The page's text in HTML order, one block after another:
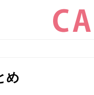
め